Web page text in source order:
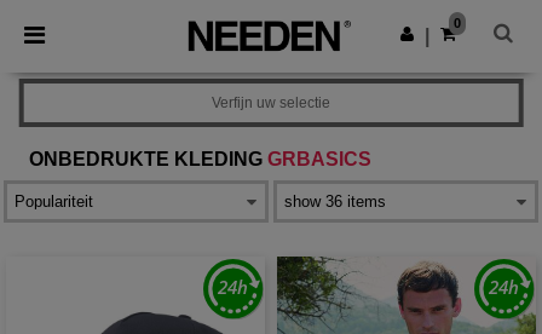
× Needen-app
Betere prijzen in de app!
Download app
0
ONBEDRUKTE KLEDING GRBASICS
Verfijn uw selectie